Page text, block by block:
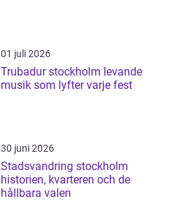
01 juli 2026
Trubadur stockholm levande
musik som lyfter varje fest
30 juni 2026
Stadsvandring stockholm
historien, kvarteren och de
hållbara valen